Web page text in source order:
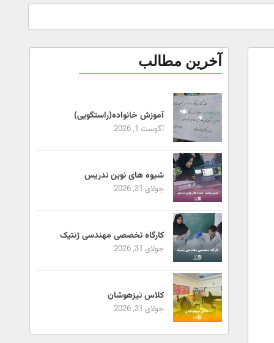
آخرین مطالب
آموزش خانواده(راستگویی)
آگوست 1, 2026
شیوه های نوین تدریس
جولای 31, 2026
کارگاه تخصصی مهندسی ژنتیک
جولای 31, 2026
کلاس تیزهوشان
جولای 31, 2026